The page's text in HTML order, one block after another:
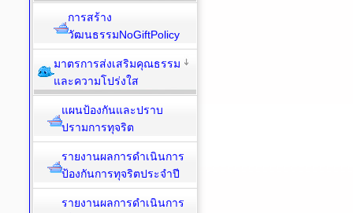
การสร้าง
วัฒนธรรมNoGiftPolicy
มาตรการส่งเสริมคุณธรรม
และความโปร่งใส
แผนป้องกันและปราบ
ปรามการทุจริต
รายงานผลการดำเนินการ
ป้องกันการทุจริตประจำปี
รายงานผลการดำเนินการ